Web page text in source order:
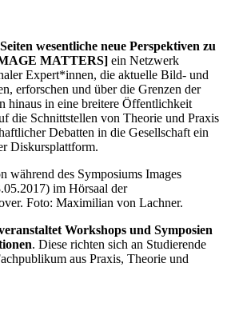
wesentliche neue Perspektiven zu
MATTERS] ein Netzwerk
Expert*innen, die aktuelle Bild- und
erforschen und über die Grenzen der
hinaus in eine breitere Öffentlichkeit
die Schnittstellen von Theorie und Praxis
Debatten in die Gesellschaft ein
Diskursplattform.
während des Symposiums Images
im Hörsaal der
Foto: Maximilian von Lachner.
Workshops und Symposien
. Diese richten sich an Studierende
aus Praxis, Theorie und